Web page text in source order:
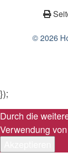
© 2026
});
Durch die
Verwendung